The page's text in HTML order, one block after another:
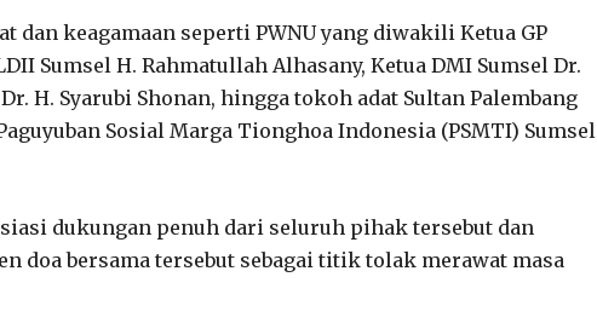
keagamaan seperti PWNU yang diwakili Ketua GP
Sumsel H. Rahmatullah Alhasany, Ketua DMI Sumsel Dr.
H. Syarubi Shonan, hingga tokoh adat Sultan Palembang
Sosial Marga Tionghoa Indonesia (PSMTI) Sumsel
dukungan penuh dari seluruh pihak tersebut dan
doa bersama tersebut sebagai titik tolak merawat masa